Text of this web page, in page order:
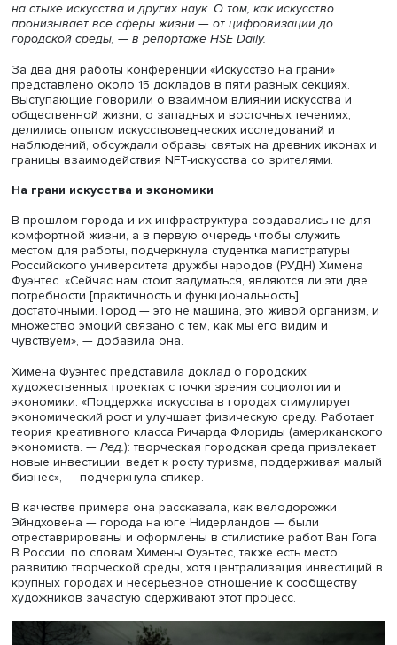
10–11 марта на базефакультета гуманитарных наук
прошла пятая ежегодная студенческая конференция по
истории искусств « Искусство на грани
бакалавриата, магистратуры и аспиранты разных
зарубежных университетов представили свои
на стыке искусства и других наук. О том, как искусство
пронизывает все сферы жизни — от цифровизации до
городской среды, — в репортаже HSE Daily.
За два дня работы конференции «Искусство на грани»
представлено около 15 докладов в пяти разных
Выступающие говорили о взаимном влиянии искусства
общественной жизни, о западных и восточных
делились опытом искусствоведческих исследований и
наблюдений, обсуждали образы святых на древних
границы взаимодействия NFT-искусства со зрителями.
На грани искусства и экономики
В прошлом города и их инфраструктура создавались
местом для работы, подчеркнула студентка
Российского университета дружбы народов (РУДН)
Фуэнтес. «Сейчас нам стоит задуматься, являются ли
потребности [практичность и функциональность]
достаточными. Город — это не машина, это живой
множество эмоций связано с тем, как мы его видим и
чувствуем», — добавила она.
Химена Фуэнтес представила доклад о городских
художественных проектах с точки зрения социологии и
экономики. «Поддержка искусства в городах
экономический рост и улучшает физическую среду.
теория креативного класса Ричарда Флориды
экономиста. —Ред. ): творческая городская среда
новые инвестиции, ведет к росту туризма,
бизнес», — подчеркнула спикер.